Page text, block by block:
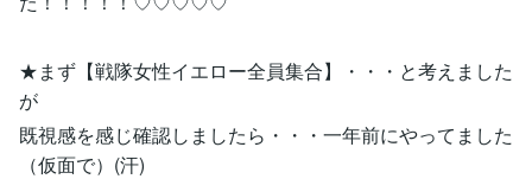
★まず【戦隊女性イエロー全員集合】・・・と考えました
が
既視感を感じ確認しましたら・・・一年前にやってました
（仮面で）(汗)